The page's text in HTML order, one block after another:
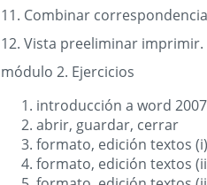
11. Combinar
12. Vista preeliminar imprimir.
módulo 2. Ejercicios
introducción a word 2007
abrir, guardar, cerrar
formato, edición textos (i)
formato, edición textos